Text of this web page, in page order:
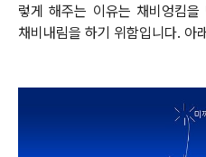
렇게 해주는 이유는 채비엉킴
채비내림을 하기 위함입니다. 아